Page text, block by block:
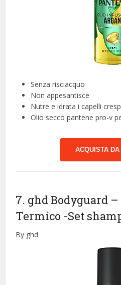
Senza risciacquo
Non appesantisce
Nutre e idrata i capelli
Olio secco pantene pro-v
ACQUISTA DA
7. ghd Bodyguard
Termico -Set
By ghd